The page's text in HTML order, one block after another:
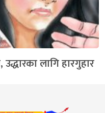
लागि हारगुहार